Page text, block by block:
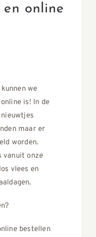
online
we
is! In de
maar er
worden.
vanuit onze
vlees en
bestellen